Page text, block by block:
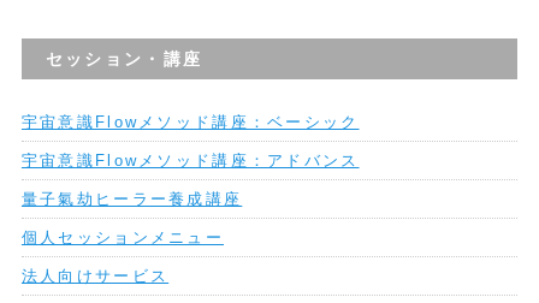
セッション・講座
宇宙意識Flowメソッド講座：ベーシック
宇宙意識Flowメソッド講座：アドバンス
量子氣劫ヒーラー養成講座
個人セッションメニュー
法人向けサービス